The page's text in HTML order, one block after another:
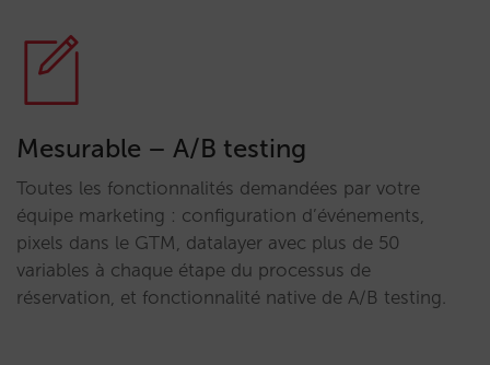
Mesurable – A/B testing
Toutes les fonctionnalités demandées par votre
équipe marketing : configuration d’événements,
pixels dans le GTM, datalayer avec plus de 50
variables à chaque étape du processus de
réservation, et fonctionnalité native de A/B testing.